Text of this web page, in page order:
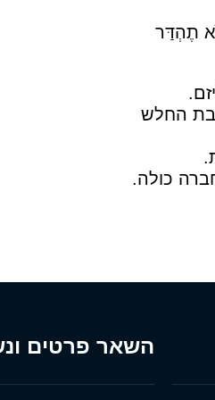
תֶהְדַּר
החלש
כולה.
השאר פרטים